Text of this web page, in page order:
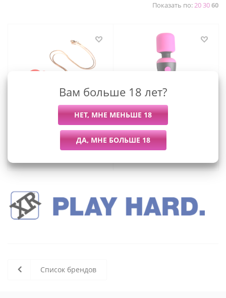
Показать по:203060
Charmed Очарованное
сердце - ожерелье с
подвеской вибратором, 90
см
руб./шт
Bang! - мини-
вибромассажер для
клитора, 11х3 см
2 809руб.
Список брендов
Вам больше 18 лет?